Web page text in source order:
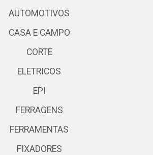
AUTOMOTIVOS
CASA E CAMPO
CORTE
ELETRICOS
EPI
FERRAGENS
FERRAMENTAS
FIXADORES